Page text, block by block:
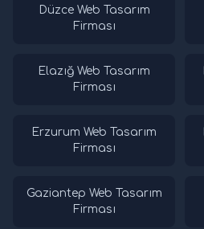
Düzce Web Tasarım
Firması
Elazığ Web Tasarım
Firması
Erzurum Web Tasarım
Firması
Gaziantep Web Tasarım
Firması